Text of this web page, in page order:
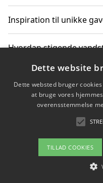
Inspiration til unikke
Hvordan stigende
Sådan vælger du de
vandreture i Danmark
Copyright
Om / kontakt
Dette website
Dette websted bruger
at bruge vores
overensstemmelse
TILLAD COOKIES